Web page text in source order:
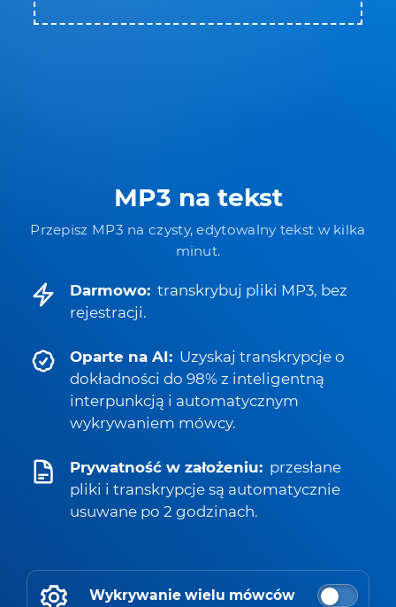
MP3 na tekst
Przepisz MP3 na czysty, edytowalny tekst w kilka
minut.
Darmowo: transkrybuj pliki MP3, bez
rejestracji.
Oparte na AI: Uzyskaj transkrypcje o
dokładności do 98% z inteligentną
interpunkcją i automatycznym
wykrywaniem mówcy.
Prywatność w założeniu: przesłane
pliki i transkrypcje są automatycznie
usuwane po 2 godzinach.
Wykrywanie wielu mówców